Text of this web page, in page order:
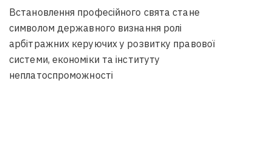
Встановлення професійного свята стане
символом державного визнання ролі
арбітражних керуючих у розвитку правової
системи, економіки та інституту
неплатоспроможності